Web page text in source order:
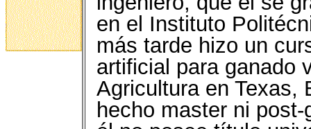
en el Instituto
más tarde hizo un
artificial para ganado
Agricultura en Texas,
hecho master ni